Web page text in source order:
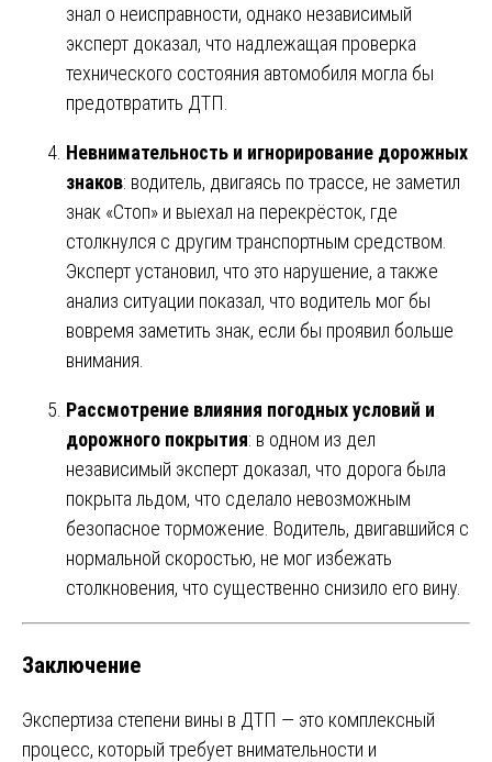
знал о неисправности, однако независимый
эксперт доказал, что надлежащая проверка
технического состояния автомобиля могла бы
предотвратить ДТП.
Невнимательность и игнорирование дорожных
знаков: водитель, двигаясь по трассе, не заметил
знак «Стоп» и выехал на перекрёсток, где
столкнулся с другим транспортным средством.
Эксперт установил, что это нарушение, а также
анализ ситуации показал, что водитель мог бы
вовремя заметить знак, если бы проявил больше
внимания.
Рассмотрение влияния погодных условий и
дорожного покрытия: в одном из дел
независимый эксперт доказал, что дорога была
покрыта льдом, что сделало невозможным
безопасное торможение. Водитель, двигавшийся с
нормальной скоростью, не мог избежать
столкновения, что существенно снизило его вину.
Заключение
Экспертиза степени вины в ДТП — это комплексный
процесс, который требует внимательности и